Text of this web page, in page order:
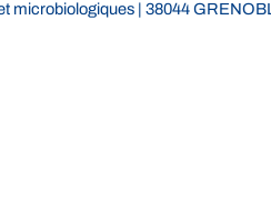
microbiologiques | 38044